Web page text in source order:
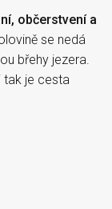
občerstvení a
se nedá
břehy jezera.
tak je cesta